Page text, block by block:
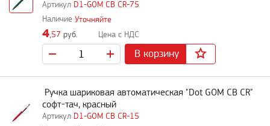
D1-GOM CB CR-75
Уточняйте
4,57 руб.
В корзину
D1-GOM CB CR-15
Ручка шариковая автоматическая "Dot GOM CB CR"
софт-тач, красный